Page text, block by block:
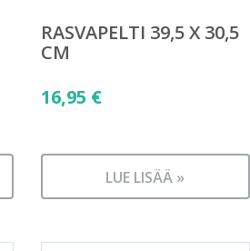
RASVAPELTI 39,5 X 30,5
CM
16,95 €
LUE LISÄÄ »